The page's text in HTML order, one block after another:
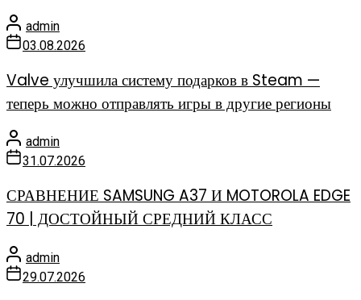
admin
03.08.2026
Valve улучшила систему подарков в Steam —
теперь можно отправлять игры в другие регионы
admin
31.07.2026
СРАВНЕНИЕ SAMSUNG A37 И MOTOROLA EDGE
70 | ДОСТОЙНЫЙ СРЕДНИЙ КЛАСС
admin
29.07.2026